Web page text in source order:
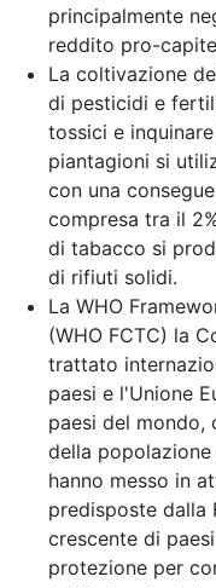
principalmente
reddito pro-
La coltivazione
di pesticidi e
tossici e
piantagioni si
con una
compresa tra il
di tabacco si
di rifiuti solidi.
La WHO
(WHO FCTC) la
trattato
paesi e l'Unione
paesi del mondo,
della
hanno messo in
predisposte dalla
crescente di
protezione per